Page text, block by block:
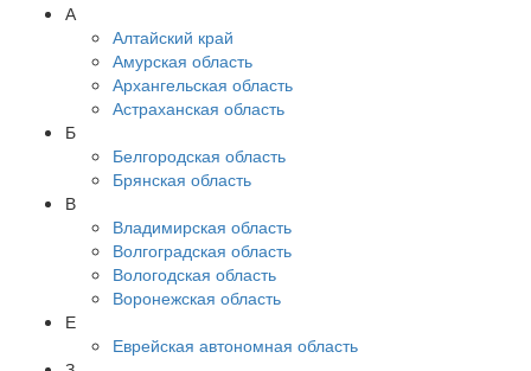
А
Алтайский край
Амурская область
Архангельская область
Астраханская область
Б
Белгородская область
Брянская область
В
Владимирская область
Волгоградская область
Вологодская область
Воронежская область
Е
Еврейская автономная область